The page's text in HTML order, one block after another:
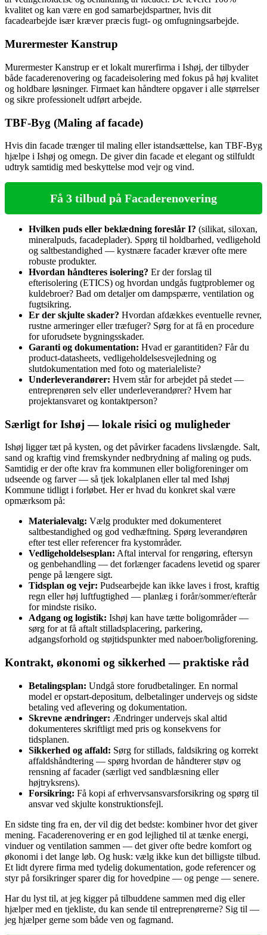
kvalitet og kan være en god samarbejdspartner, hvis dit
facadearbejde især kræver præcis fugt- og omfugningsarbejde.
Murermester Kanstrup
Murermester Kanstrup er et lokalt murerfirma i Ishøj, der tilbyder
både facaderenovering og facadeisolering med fokus på høj kvalitet
og holdbare løsninger. Firmaet kan håndtere opgaver i alle størrelser
og sikre professionelt udført arbejde.
TBF-Byg (Maling af facade)
Hvis din facade trænger til maling eller istandsættelse, kan TBF-Byg
hjælpe i Ishøj og omegn. De giver din facade et elegant og stilfuldt
udtryk samtidig med beskyttelse mod vejr og vind.
Få 3 tilbud på Facaderenovering
Hvilken puds eller beklædning foreslår I? (silikat, siloxan,
mineralpuds, facadeplader). Spørg til holdbarhed, vedligehold
og saltbestandighed — kystnære facader kræver ofte mere
robuste produkter.
Hvordan håndteres isolering? Er der forslag til
efterisolering (ETICS) og hvordan undgås fugtproblemer og
kuldebroer? Bad om detaljer om dampspærre, ventilation og
fugtsikring.
Er der skjulte skader? Hvordan afdækkes eventuelle revner,
rustne armeringer eller træfuger? Sørg for at få en procedure
for uforudsete bygningsskader.
Garanti og dokumentation: Hvad er garantitiden? Får du
product‑datasheets, vedligeholdelsesvejledning og
slutdokumentation med foto og materialeliste?
Underleverandører: Hvem står for arbejdet på stedet —
entreprenøren selv eller underleverandører? Hvem har
projektansvaret og kontaktperson?
Særligt for Ishøj — lokale risici og muligheder
Ishøj ligger tæt på kysten, og det påvirker facadens livslængde. Salt,
sand og kraftig vind fremskynder nedbrydning af maling og puds.
Samtidig er der ofte krav fra kommunen eller boligforeninger om
udseende og farver — så tjek lokalplanen eller tal med Ishøj
Kommune tidligt i forløbet. Her er hvad du konkret skal være
opmærksom på:
Materialevalg: Vælg produkter med dokumenteret
saltbestandighed og god vedhæftning. Spørg leverandøren
efter test eller referencer fra kystområder.
Vedligeholdelsesplan: Aftal interval for rengøring, eftersyn
og genbehandling — det forlænger facadens levetid og sparer
penge på længere sigt.
Tidsplan og vejr: Pudsearbejde kan ikke laves i frost, kraftig
regn eller høj luftfugtighed — planlæg i forår/sommer/efterår
for mindste risiko.
Adgang og logistik: Ishøj kan have tætte boligområder —
sørg for at få aftalt stilladsplacering, parkering,
adgangsforhold og støjtidspunkter med naboer/boligforening.
Kontrakt, økonomi og sikkerhed — praktiske råd
Betalingsplan: Undgå store forudbetalinger. En normal
model er opstart-depositum, delbetalinger undervejs og sidste
betaling ved aflevering og dokumentation.
Skrevne ændringer: Ændringer undervejs skal altid
dokumenteres skriftligt med pris og konsekvens for
tidsplanen.
Sikkerhed og affald: Sørg for stillads, faldsikring og korrekt
affaldshåndtering — spørg hvordan de håndterer støv og
rensning af facader (særligt ved sandblæsning eller
højtryksrens).
Forsikring: Få kopi af erhvervsansvarsforsikring og spørg til
ansvar ved skjulte konstruktionsfejl.
En sidste ting fra en, der vil dig det bedste: kombiner hvor det giver
mening. Facaderenovering er en god lejlighed til at tænke energi,
vinduer og ventilation sammen — det giver ofte bedre komfort og
økonomi i det lange løb. Og husk: vælg ikke kun det billigste tilbud.
Et lidt dyrere firma med tydelig dokumentation, gode referencer og
styr på forsikringer sparer dig for hovedpine — og penge — senere.
Har du lyst til, at jeg kigger på tilbuddene sammen med dig eller
hjælper med en tjekliste, du kan sende til entreprenørerne? Sig til —
jeg hjælper gerne som både ven og fagmand.